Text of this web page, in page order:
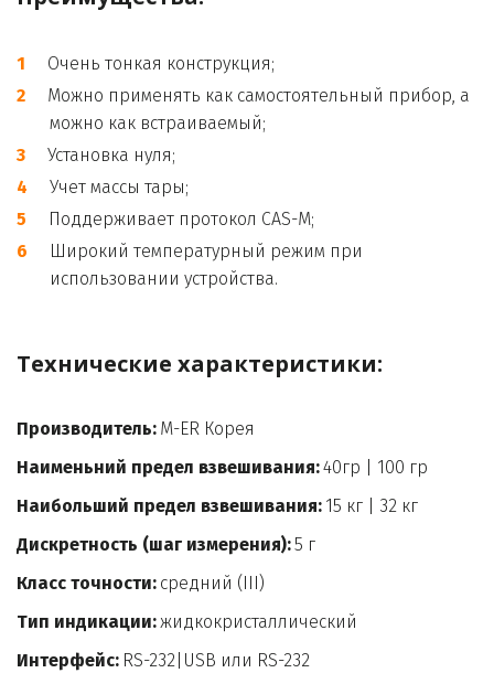
Очень тонкая конструкция;
Можно применять как самостоятельный прибор, а
можно как встраиваемый;
Установка нуля;
Учет массы тары;
Поддерживает протокол CAS-M;
Широкий температурный режим при
использовании устройства.
Технические характеристики:
Производитель: M-ER Корея
Наименьний предел взвешивания: 40гр | 100 гр
Наибольший предел взвешивания: 15 кг | 32 кг
Дискретность (шаг измерения): 5 г
Класс точности: средний (III)
Тип индикации: жидкокристаллический
Интерфейс: RS-232|USB или RS-232